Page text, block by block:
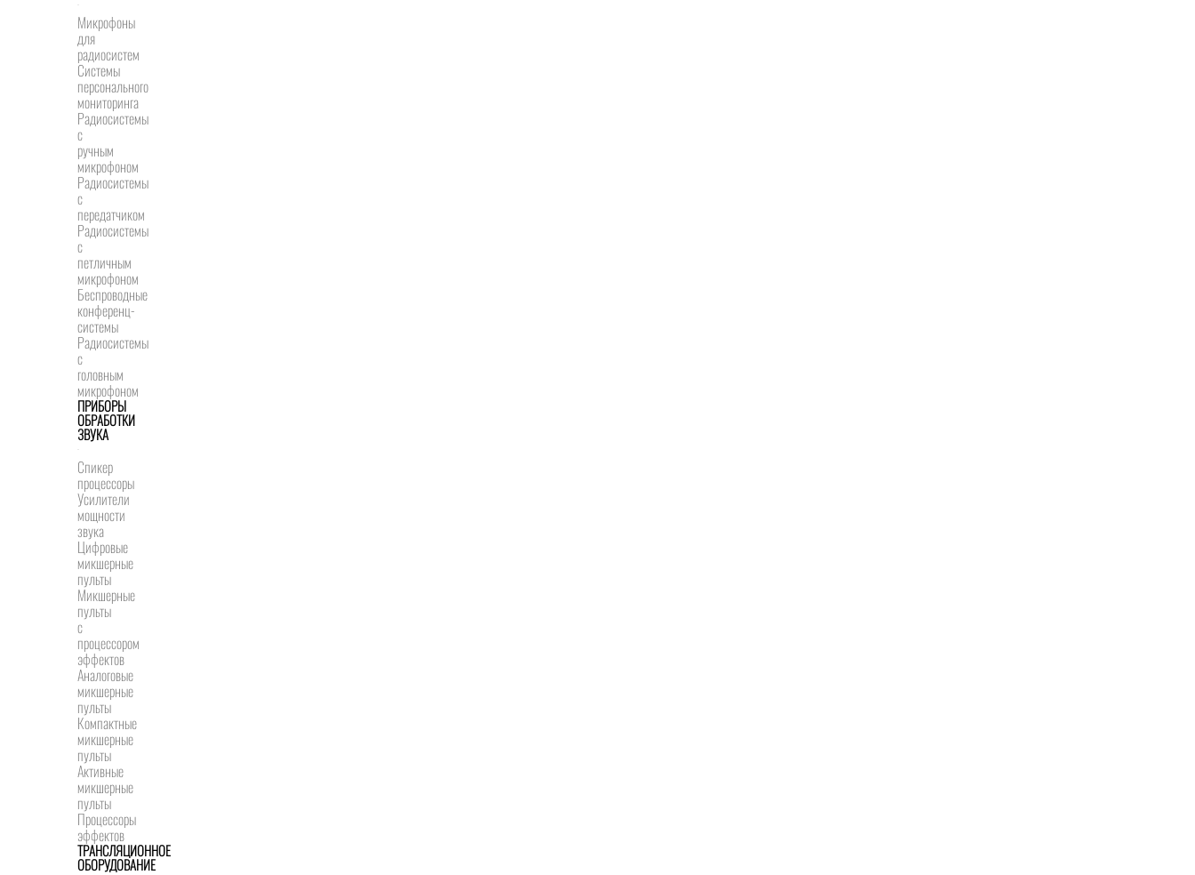
Микрофоны
для
радиосистем
Системы
персонального
мониторинга
Радиосистемы
c
ручным
микрофоном
Радиосистемы
с
передатчиком
Радиосистемы
с
петличным
микрофоном
Беспроводные
конференц-
системы
Радиосистемы
с
головным
микрофоном
ПРИБОРЫ
ОБРАБОТКИ
ЗВУКА
Спикер
процессоры
Усилители
мощности
звука
Цифровые
микшерные
пульты
Микшерные
пульты
с
процессором
эффектов
Аналоговые
микшерные
пульты
Компактные
микшерные
пульты
Активные
микшерные
пульты
Процессоры
эффектов
ТРАНСЛЯЦИОННОЕ
ОБОРУДОВАНИЕ